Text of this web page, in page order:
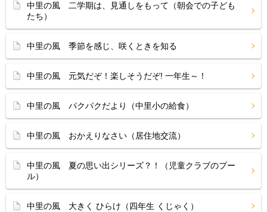
中里の風 二学期は、見通しをもって（朝会での子ども
たち）
中里の風 季節を感じ、咲くときを知る
中里の風 元気だぞ！楽しそうだぞ! 一年生～！
中里の風 パクパクだより（中里小の給食）
中里の風 おかえりなさい（居住地交流）
中里の風 夏の思い出シリーズ？！（児童クラブのプー
ル）
中里の風 大きく ひらけ（四年生 くじゃく）